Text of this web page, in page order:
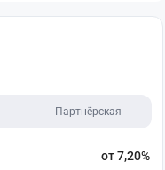
Партнёрская
от 7,20%